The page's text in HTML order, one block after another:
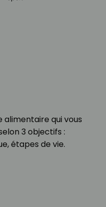
alimentaire qui vous
3 objectifs :
étapes de vie.